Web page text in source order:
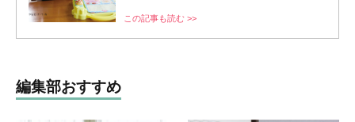
この記事も読む >>
編集部おすすめ